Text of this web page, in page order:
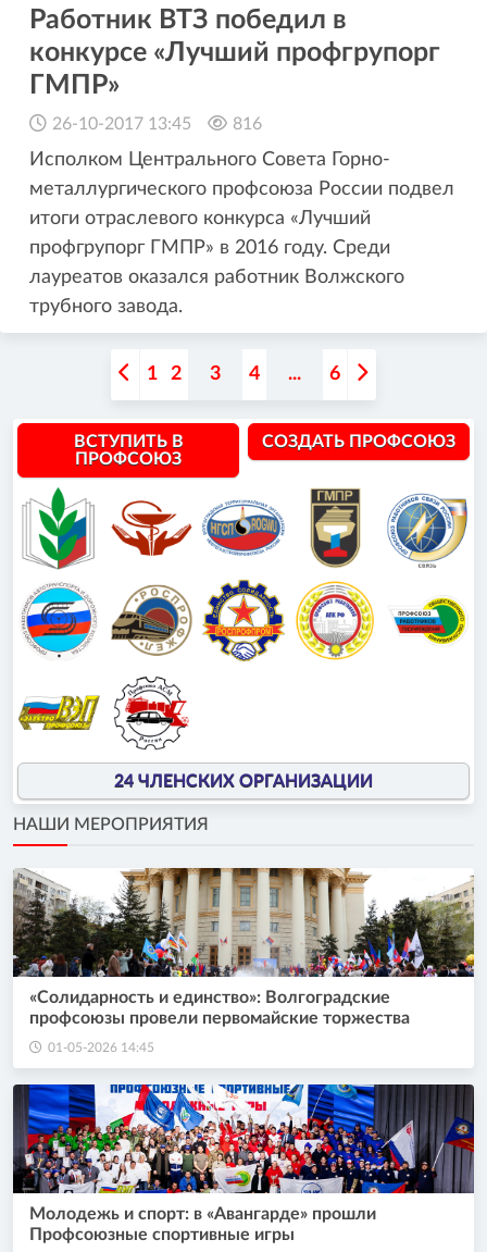
Работник ВТЗ победил в
конкурсе «Лучший профгрупорг
ГМПР»
26-10-2017 13:45 816
Исполком Центрального Совета Горно-
металлургического профсоюза России подвел
итоги отраслевого конкурса «Лучший
профгрупорг ГМПР» в 2016 году. Среди
лауреатов оказался работник Волжского
трубного завода.
1 2 3 4 ... 6
ВСТУПИТЬ В
ПРОФСОЮЗ
СОЗДАТЬ ПРОФСОЮЗ
24 ЧЛЕНСКИХ ОРГАНИЗАЦИИ
НАШИ МЕРОПРИЯТИЯ
«Солидарность и единство»: Волгоградские
профсоюзы провели первомайские торжества
01-05-2026 14:45
Молодежь и спорт: в «Авангарде» прошли
Профсоюзные спортивные игры